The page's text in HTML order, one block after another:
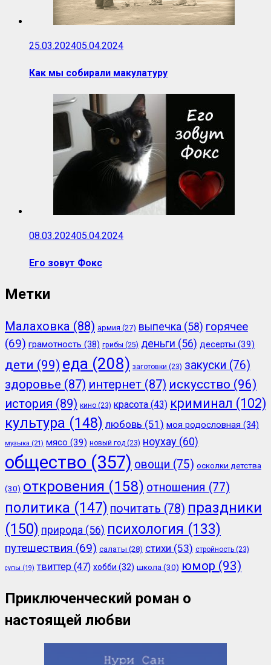
25.03.202405.04.2024
Как мы собирали макулатуру
08.03.202405.04.2024
Его зовут Фокс
Метки
Малаховка (88) армия (27) выпечка (58) горячее
(69) грамотность (38) грибы (25) деньги (56) десерты (39)
дети (99) еда (208) заготовки (23) закуски (76)
здоровье (87) интернет (87) искусство (96)
история (89) кино (23) красота (43) криминал (102)
культура (148) любовь (51) моя родословная (34)
музыка (21) мясо (39) новый год (23) ноухау (60)
общество (357) овощи (75) осколки детства
(30) откровения (158) отношения (77)
политика (147) почитать (78) праздники
(150) природа (56) психология (133)
путешествия (69) салаты (28) стихи (53) стройность (23)
супы (19) твиттер (47) хобби (32) школа (30) юмор (93)
Приключенческий роман о
настоящей любви